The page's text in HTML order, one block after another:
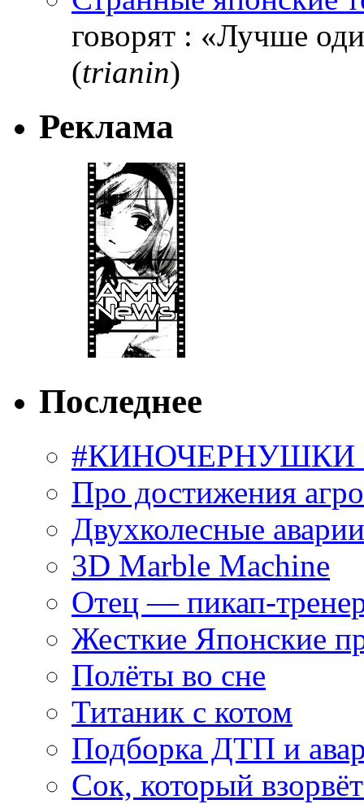
говорят : «Лучше
(trianin)
Реклама
Последнее
#КИНОЧЕРНУШКИ
Про достижения
Двухколесные
3D Marble Machine
Отец — пикап-
Жесткие Японские
Полёты во сне
Титаник с котом
Подборка ДТП и
Сок, который